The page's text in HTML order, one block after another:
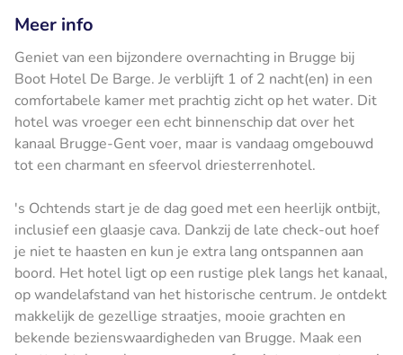
Meer info
Geniet van een bijzondere overnachting in Brugge bij
Boot Hotel De Barge. Je verblijft 1 of 2 nacht(en) in een
comfortabele kamer met prachtig zicht op het water. Dit
hotel was vroeger een echt binnenschip dat over het
kanaal Brugge-Gent voer, maar is vandaag omgebouwd
tot een charmant en sfeervol driesterrenhotel.
's Ochtends start je de dag goed met een heerlijk ontbijt,
inclusief een glaasje cava. Dankzij de late check-out hoef
je niet te haasten en kun je extra lang ontspannen aan
boord. Het hotel ligt op een rustige plek langs het kanaal,
op wandelafstand van het historische centrum. Je ontdekt
makkelijk de gezellige straatjes, mooie grachten en
bekende bezienswaardigheden van Brugge. Maak een